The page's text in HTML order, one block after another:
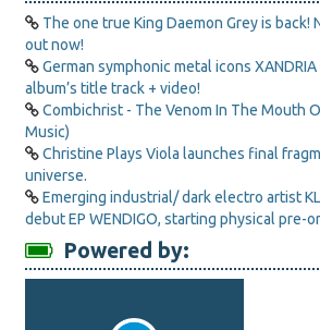
The one true King Daemon Grey is back!
out now!
German symphonic metal icons
album’s title track + video!
Combichrist - The Venom In The Mouth
Music)
Christine Plays Viola launches final
universe.
Emerging industrial/ dark electro artist
debut EP WENDIGO, starting physical pre-
Powered by: